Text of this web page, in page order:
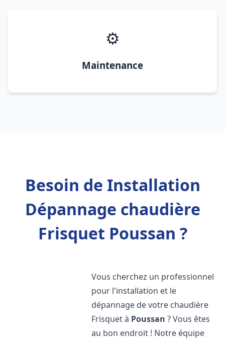
⚙️
Maintenance
Besoin de Installation
Dépannage chaudière
Frisquet Poussan ?
Vous cherchez un professionnel
pour l'installation et le
dépannage de votre chaudière
Frisquet à Poussan ? Vous êtes
au bon endroit ! Notre équipe